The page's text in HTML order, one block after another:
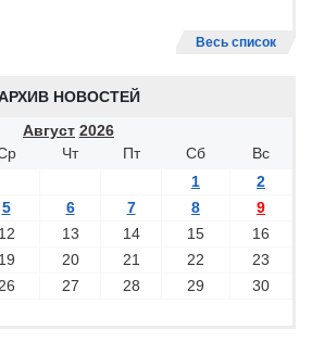
Весь список
НОВОСТЕЙ
Август 2026
Чт Пт Сб
Вс
1
2
5 6 7 8
9
12 13 14 15
16
19 20 21 22
23
26 27 28 29
30